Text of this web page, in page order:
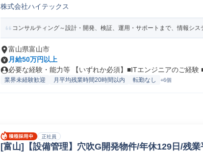
ムコンサルタント
株式会社ハイテックス
コンサルティング～設計・開発、検証、運用・サポートまで、情報シ
富山県富山市
月給50万円以上
必要な経験・能力等 【いずれか必須】■ITエンジニアのご経験
業界未経験歓迎 月平均残業時間20時間以内 転勤なし +6個
正社員
[富山]【設備管理】穴吹G開発物件/年休129日/残